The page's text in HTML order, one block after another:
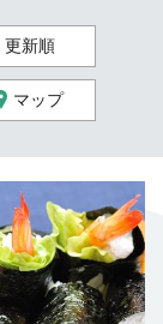
更新順
マップ